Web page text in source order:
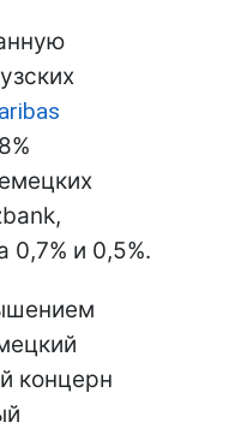
0,7% и 0,5%.
концерн